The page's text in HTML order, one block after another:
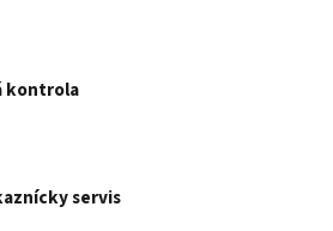
kontrola
servis